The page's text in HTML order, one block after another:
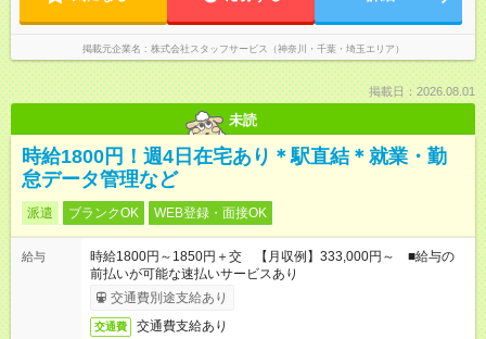
掲載元企業名 株式会社スタッフサービス（神奈川・千葉・埼玉エリア）
掲載日：2026.08.01
未読
時給1800円！週4日在宅あり＊駅直結＊就業・勤
怠データ管理など
派遣 ブランクOK WEB登録・面接OK
給与
時給1800円～1850円＋交 【月収例】333,000円～ ■給与の
前払いが可能な速払いサービスあり
交通費別途支給あり
交通費 交通費支給あり